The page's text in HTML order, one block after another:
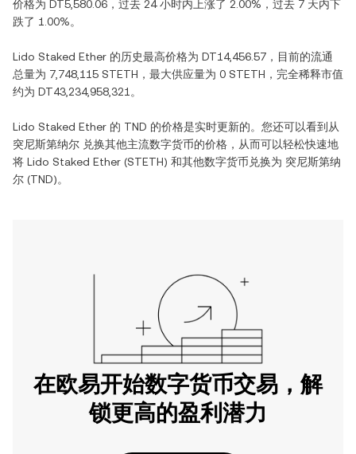
价格为 DT5,580.06 ，过去 24 小时内 上涨了 2.00% ，过去 7 天内下
跌了 1.00%。
Lido Staked Ether 的历史最高价格为 DT14,456.57 ，目前的流通
总量为 7,748,115 STETH ，最大供应量为 0 STETH ，完全稀释市值
约为 DT43,234,958,321 。
Lido Staked Ether 的 TND 的价格是实时更新的。您还可以看到从
突尼斯第纳尔 兑换其他主流数字货币的价格，从而可以轻松快速地
将 Lido Staked Ether (STETH) 和其他数字货币兑换为 突尼斯第纳
尔 (TND)。
在欧易开始数字货币交易，解
锁更高的盈利潜力